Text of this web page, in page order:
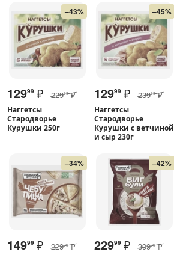
–43%
12999 ₽ 22999 ₽
Наггетсы
Стародворье
Курушки 250г
–45%
12999 ₽ 23999 ₽
Наггетсы
Стародворье
Курушки с ветчиной
и сыр 230г
–34%
14999 ₽ 22999 ₽
–42%
22999 ₽ 39999 ₽